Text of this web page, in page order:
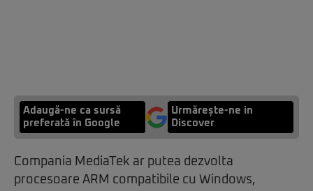
Adaugă-ne ca sursă
preferată în Google
Urmărește-ne in
Discover
Compania MediaTek ar putea dezvolta
procesoare ARM compatibile cu Windows,